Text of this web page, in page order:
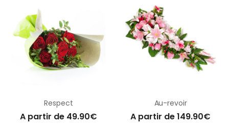
Respect
A partir de 49.90€
Au-revoir
A partir de 149.90€